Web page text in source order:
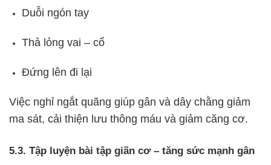
Duỗi ngón tay
Thả lỏng vai – cổ
Đứng lên đi lại
Việc nghỉ ngắt quãng giúp gân và dây chằng giảm
ma sát, cải thiện lưu thông máu và giảm căng cơ.
5.3. Tập luyện bài tập giãn cơ – tăng sức mạnh gân